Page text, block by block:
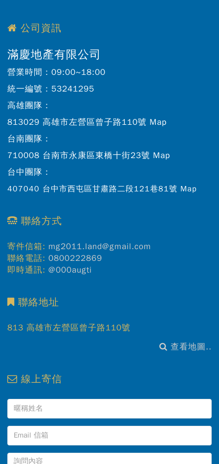
公司資訊
滿慶地產有限公司
營業時間： 09:00~18:00
統一編號： 53241295
高雄團隊：
813029 高雄市左營區曾子路110號 Map
台南團隊：
710008 台南市永康區東橋十街23號 Map
台中團隊：
407040 台中市西屯區甘肅路二段121巷81號 Map
聯絡方式
寄件信箱: mg2011.land@gmail.com
聯絡電話: 0800222869
即時通訊: @000augti
聯絡地址
813 高雄市左營區曾子路110號
查看地圖..
線上寄信